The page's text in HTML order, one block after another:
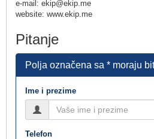
e-mail: ekip@ekip.me
website: www.ekip.me
Pitanje
Polja označena sa * moraju
Ime i prezime
Telefon